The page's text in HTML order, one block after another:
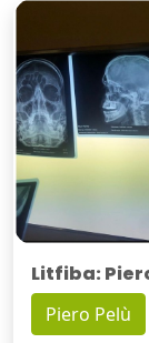
Litfiba:
Piero Pelù